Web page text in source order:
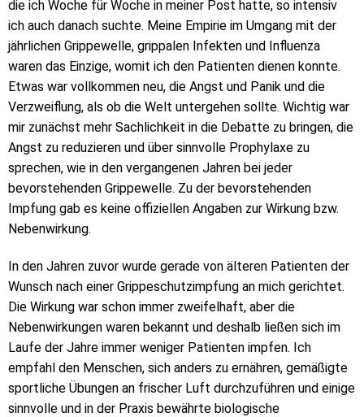
die ich Woche für Woche in meiner Post hatte, so intensiv
ich auch danach suchte. Meine Empirie im Umgang mit der
jährlichen Grippewelle, grippalen Infekten und Influenza
waren das Einzige, womit ich den Patienten dienen konnte.
Etwas war vollkommen neu, die Angst und Panik und die
Verzweiflung, als ob die Welt untergehen sollte. Wichtig war
mir zunächst mehr Sachlichkeit in die Debatte zu bringen, die
Angst zu reduzieren und über sinnvolle Prophylaxe zu
sprechen, wie in den vergangenen Jahren bei jeder
bevorstehenden Grippewelle. Zu der bevorstehenden
Impfung gab es keine offiziellen Angaben zur Wirkung bzw.
Nebenwirkung.
In den Jahren zuvor wurde gerade von älteren Patienten der
Wunsch nach einer Grippeschutzimpfung an mich gerichtet.
Die Wirkung war schon immer zweifelhaft, aber die
Nebenwirkungen waren bekannt und deshalb ließen sich im
Laufe der Jahre immer weniger Patienten impfen. Ich
empfahl den Menschen, sich anders zu ernähren, gemäßigte
sportliche Übungen an frischer Luft durchzuführen und einige
sinnvolle und in der Praxis bewährte biologische